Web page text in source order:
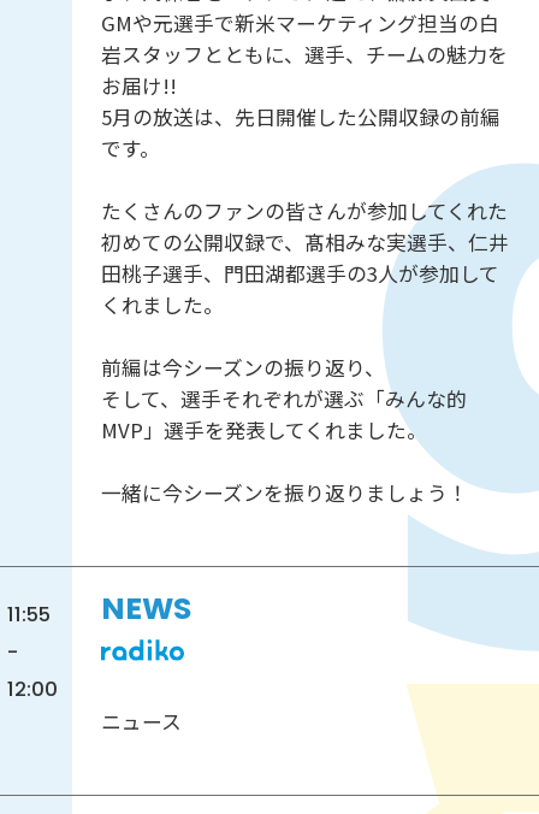
GMや元選手で新米マーケティング担当の白
岩スタッフとともに、選手、チームの魅力を
お届け!!
5月の放送は、先日開催した公開収録の前編
です。
たくさんのファンの皆さんが参加してくれた
初めての公開収録で、髙相みな実選手、仁井
田桃子選手、門田湖都選手の3人が参加して
くれました。
前編は今シーズンの振り返り、
そして、選手それぞれが選ぶ「みんな的
MVP」選手を発表してくれました。
一緒に今シーズンを振り返りましょう！
11:55
-
12:00
NEWS
ニュース